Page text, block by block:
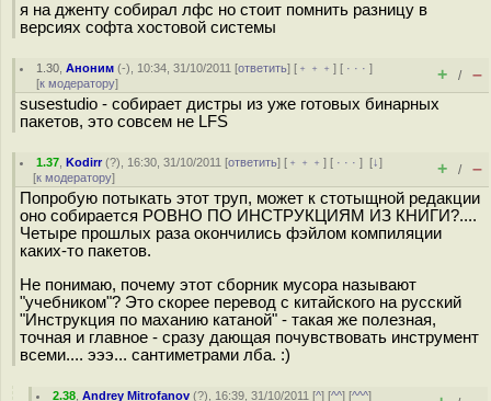
я на дженту собирал лфс но стоит помнить разницу в
версиях софта хостовой системы
1.30 ,Аноним (-), 10:34, 31/10/2011 [ответить] [ ﹢﹢﹢] [ · · ·]
[к модератору] + / –
susestudio - собирает дистры из уже готовых бинарных
пакетов, это совсем не LFS
1.37 ,Kodirr(?), 16:30, 31/10/2011 [ответить] [ ﹢﹢﹢] [ · · ·][↓]
[к модератору] + / –
Попробую потыкать этот труп, может к стотыщной редакции
оно собирается РОВНО ПО ИНСТРУКЦИЯМ ИЗ КНИГИ?....
Четыре прошлых раза окончились фэйлом компиляции
каких-то пакетов.
Не понимаю, почему этот сборник мусора называют
"учебником"? Это скорее перевод с китайского на русский
"Инструкция по маханию катаной" - такая же полезная,
точная и главное - сразу дающая почувствовать инструмент
всеми.... эээ... сантиметрами лба. :)
2.38 ,Andrey Mitrofanov (?), 16:39, 31/10/2011 [^] [^^] [^^^]